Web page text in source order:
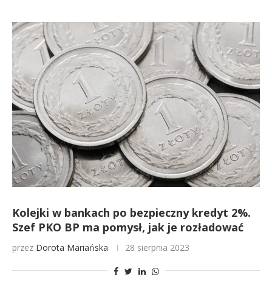
Kolejki w bankach po bezpieczny kredyt 2%.
Szef PKO BP ma pomysł, jak je rozładować
przez Dorota Mariańska 28 sierpnia 2023